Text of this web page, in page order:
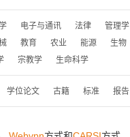
电子与通讯 法律 管理学
教育 农业 能源 生物
宗教学 生命科学
学位论文 古籍 标准 报告